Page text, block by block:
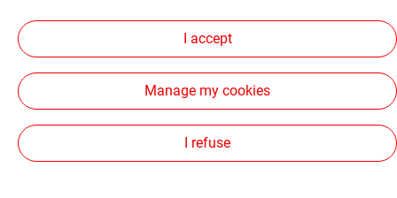
Conditions Générales d’Utilisation
Cookies - Plan du site -
Les sites de la compagnie TotalEnergies
Accessibilité: non conforme
device. If you click on "Decline", only the technical cookies
required for the site to function correctly will be used. For
more information, refer to the "Personal Data and Tracker
Policy" page.
I accept
Manage my cookies
I refuse